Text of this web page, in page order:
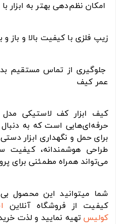
امکان نظم‌دهی بهتر به ابزار
زیپ فلزی با کیفیت بالا و باز
جلوگیری از تماس مستقیم
عمر کیف
حرفه‌ای‌هایی است که به دنبال
برای حمل و نگهداری ابزار
طراحی هوشمندانه، کیفیت
می‌تواند همراه مطمئنی برای
شما میتوانید این محصول
کیفیت از فروشگاه آنلاین
کولیستهیه نمایید و لذت